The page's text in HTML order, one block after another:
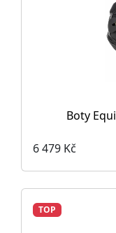
Boty
6 479 Kč
TOP